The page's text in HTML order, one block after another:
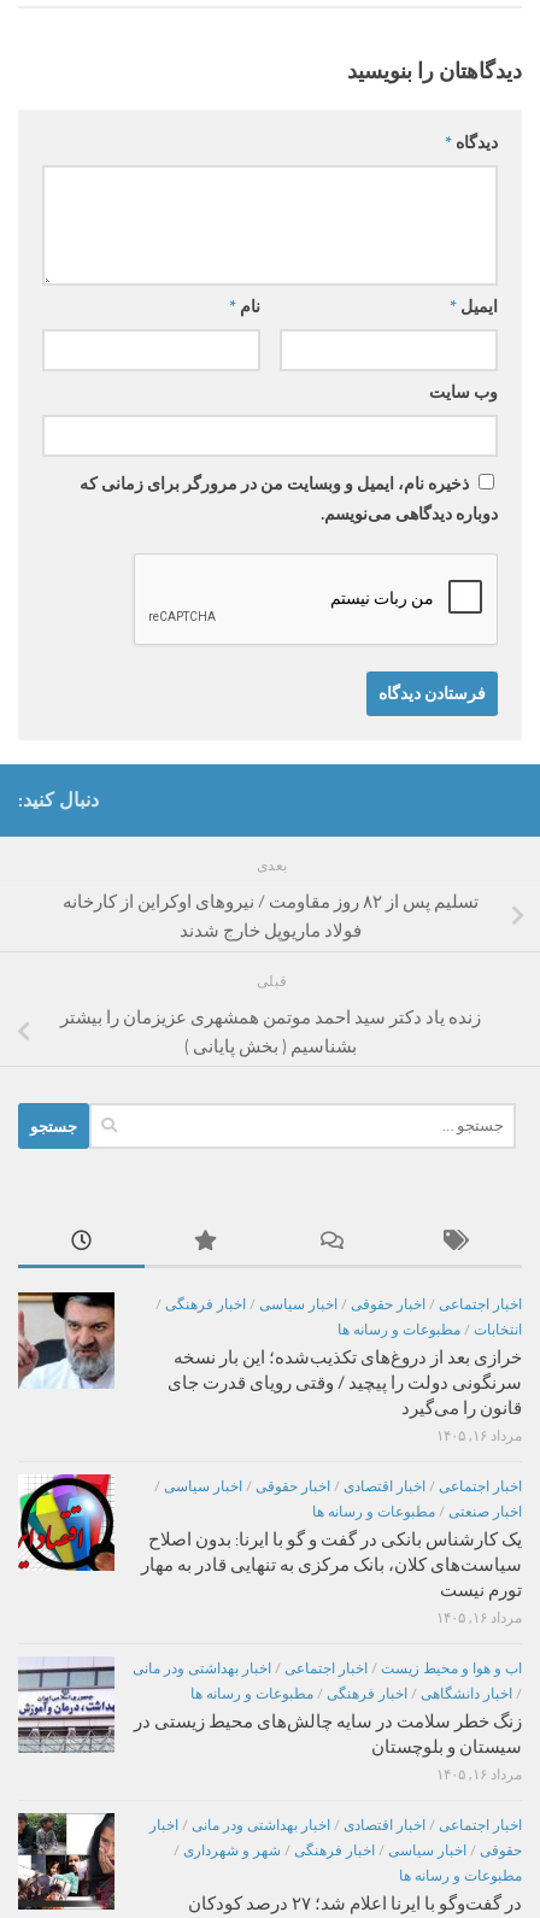
دیدگاهتان را بنویسید
دیدگاه *
نام * ایمیل *
وب‌ سایت
ذخیره نام، ایمیل و وبسایت من در مرورگر برای زمانی که
دوباره دیدگاهی می‌نویسم.
دنبال کنید:
بعدی
تسلیم پس از ۸۲ روز مقاومت / نیروهای اوکراین از کارخانه
فولاد ماریوپل خارج شدند
قبلی
زنده یاد دکتر سید احمد موتمن همشهری عزیزمان را بیشتر
بشناسیم ( بخش پایانی )
برای:
اخبار اجتماعی / اخبار حقوقی / اخبار سیاسی / اخبار فرهنگی /
انتخابات / مطبوعات و رسانه ها
خرازی بعد از دروغ‌های تکذیب‌شده؛ این بار نسخه
سرنگونی دولت را پیچید / وقتی رویای قدرت جای
قانون را می‌گیرد
مرداد ۱۶, ۱۴۰۵
اخبار اجتماعی / اخبار اقتصادی / اخبار حقوقی / اخبار سیاسی /
اخبار صنعتی / مطبوعات و رسانه ها
یک کارشناس بانکی در گفت و گو با ایرنا: بدون اصلاح
سیاست‌های کلان، بانک مرکزی به تنهایی قادر به مهار
تورم نیست
مرداد ۱۶, ۱۴۰۵
اب و هوا و محیط زیست / اخبار اجتماعی / اخبار بهداشتی ودر مانی
/ اخبار دانشگاهی / اخبار فرهنگی / مطبوعات و رسانه ها
زنگ خطر سلامت در سایه چالش‌های محیط زیستی در
سیستان و بلوچستان
مرداد ۱۶, ۱۴۰۵
اخبار اجتماعی / اخبار اقتصادی / اخبار بهداشتی ودر مانی / اخبار
حقوقی / اخبار سیاسی / اخبار فرهنگی / شهر و شهرداری /
مطبوعات و رسانه ها
در گفت‌وگو با ایرنا اعلام شد؛ ۲۷ درصد کودکان